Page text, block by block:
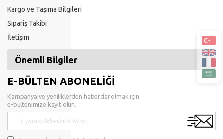
Kargo ve Taşıma Bilgileri
Sipariş Takibi
İletişim
Önemli Bilgiler
E-BÜLTEN ABONELİĞİ
Kampanya ve yeniliklerden haberdar olmak için
e-bültenimize kayıt olun.